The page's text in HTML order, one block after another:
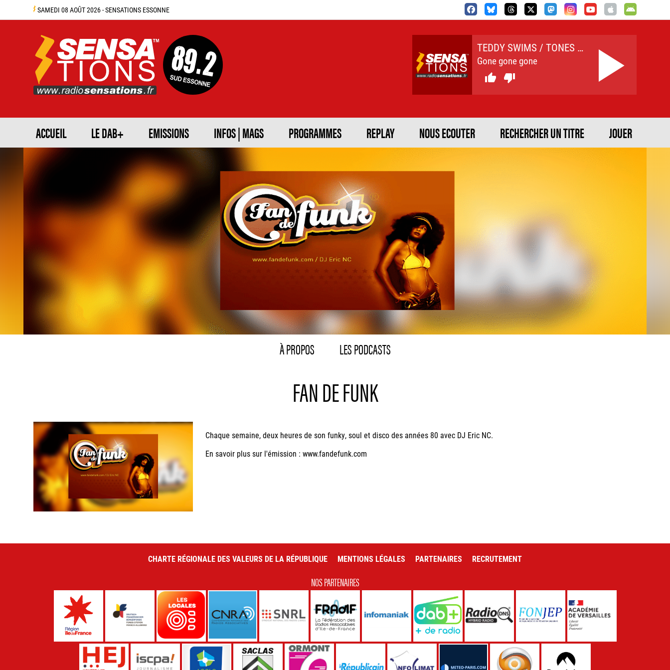
SAMEDI 08 AOÛT 2026 - SENSATIONS ESSONNE
TEDDY SWIMS / TONES AND I
Gone gone gone
 
ACCUEIL LE DAB+ EMISSIONS INFOS | MAGS PROGRAMMES REPLAY NOUS ECOUTER RECHERCHER UN TITRE JOUER
À PROPOS LES PODCASTS
FAN DE FUNK
Chaque semaine, deux heures de son funky, soul et disco des années 80 avec DJ Eric NC.
En savoir plus sur l'émission : www.fandefunk.com
CHARTE RÉGIONALE DES VALEURS DE LA RÉPUBLIQUE MENTIONS LÉGALES PARTENAIRES RECRUTEMENT
NOS PARTENAIRES